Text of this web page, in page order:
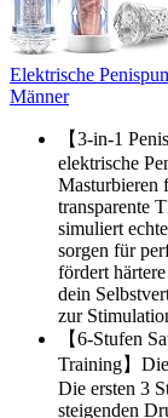
Elektrische
Männer
【3-in-1
elektrische
Masturbieren
transparente
simuliert
sorgen für
fördert
dein
zur
【6-Stufen
Training】
Die ersten 3
steigenden